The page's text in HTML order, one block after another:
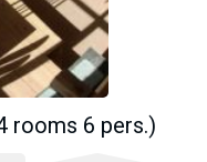
rooms 6 pers.)